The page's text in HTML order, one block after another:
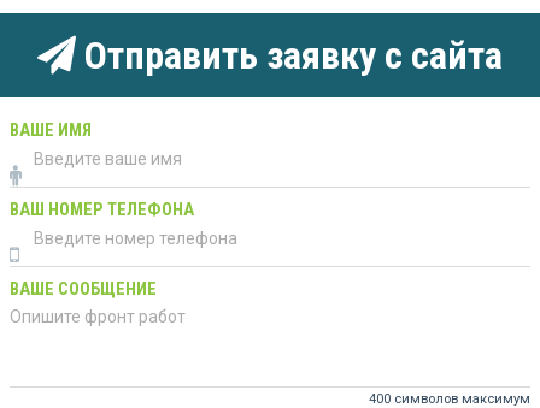
Отправить заявку с сайта
ВАШЕ ИМЯ
ВАШ НОМЕР ТЕЛЕФОНА
ВАШЕ СООБЩЕНИЕ
400 символов максимум